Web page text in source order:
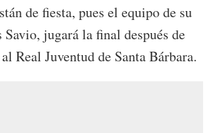
de fiesta, pues el equipo de su
jugará la final después de
Real Juventud de Santa Bárbara.